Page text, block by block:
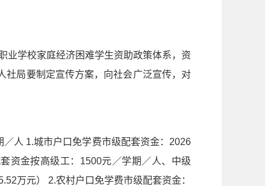
业学校家庭经济困难学生资助政策体系，资
社局要制定宣传方案，向社会广泛宣传，对
人 1.城市户口免学费市级配套资金：2026
资金按高级工：1500元／学期／人、中级
万元） 2.农村户口免学费市级配套资金：